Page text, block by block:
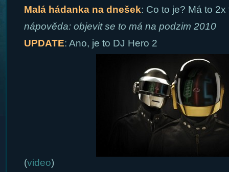
Malá hádanka na dnešek: Co to je? Má to
nápověda: objevit se to má na podzim 2010
UPDATE: Ano, je to DJ Hero 2
(video)